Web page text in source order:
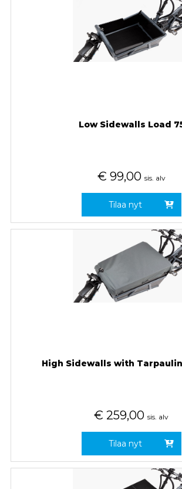
Low Sidewalls Load
€ 99,00 sis. alv
Tilaa nyt
High Sidewalls with
€ 259,00 sis. alv
Tilaa nyt